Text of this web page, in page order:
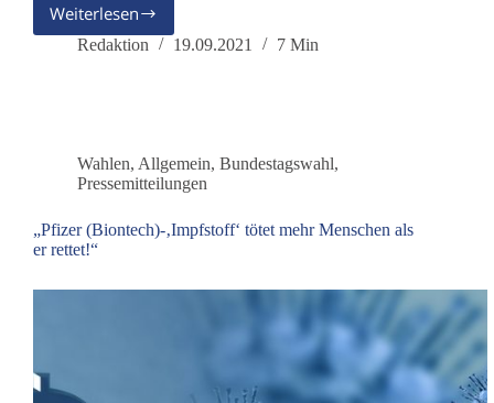
Weiterlesen
Der
CEXIT
dieBasis
antwortet
Redaktion 19.09.2021 7 Min
Wahlen, Allgemein, Bundestagswahl,
Pressemitteilungen
„Pfizer (Biontech)-‚Impfstoff‘ tötet mehr Menschen als
er rettet!“